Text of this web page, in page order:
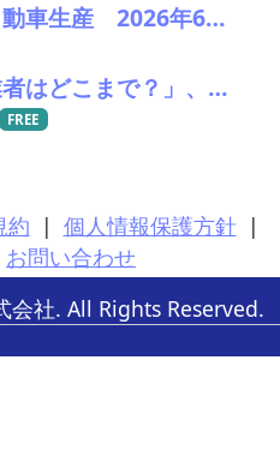
日本国内自動車生産 2026年6月生産台数 73万7千台 前年同月比6.8%増加
「対象事業者はどこまで？」、残り２年半で細部の詰め急ぐ――環境省、第１回スクラップヤード環境対策技術検討会
FREE
約 | 個人情報保護方針 |
お問い合わせ
社. All Rights Reserved.